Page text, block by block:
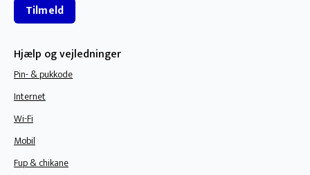
Hjælp og vejledninger
Pin- & pukkode
Internet
Wi-Fi
Mobil
Fup & chikane
Tilmeld